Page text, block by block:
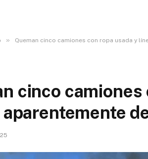
» Queman cinco camiones con ropa usada y
cinco
aparentemente